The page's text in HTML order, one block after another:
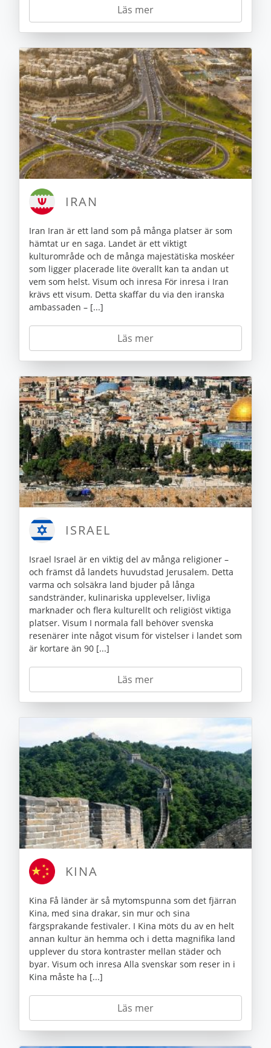
Läs mer
IRAN
Iran Iran är ett land som på många platser är som
hämtat ur en saga. Landet är ett viktigt
kulturområde och de många majestätiska moskéer
som ligger placerade lite överallt kan ta andan ut
vem som helst. Visum och inresa För inresa i Iran
krävs ett visum. Detta skaffar du via den iranska
ambassaden – [...]
Läs mer
ISRAEL
Israel Israel är en viktig del av många religioner –
och främst då landets huvudstad Jerusalem. Detta
varma och solsäkra land bjuder på långa
sandstränder, kulinariska upplevelser, livliga
marknader och flera kulturellt och religiöst viktiga
platser. Visum I normala fall behöver svenska
resenärer inte något visum för vistelser i landet som
är kortare än 90 [...]
Läs mer
KINA
Kina Få länder är så mytomspunna som det fjärran
Kina, med sina drakar, sin mur och sina
färgsprakande festivaler. I Kina möts du av en helt
annan kultur än hemma och i detta magnifika land
upplever du stora kontraster mellan städer och
byar. Visum och inresa Alla svenskar som reser in i
Kina måste ha [...]
Läs mer